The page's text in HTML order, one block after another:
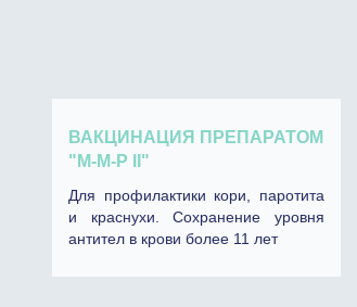
ВАКЦИНАЦИЯ ПРЕПАРАТОМ
"М-М-P II"
Для профилактики кори, паротита
и краснухи. Сохранение уровня
антител в крови более 11 лет